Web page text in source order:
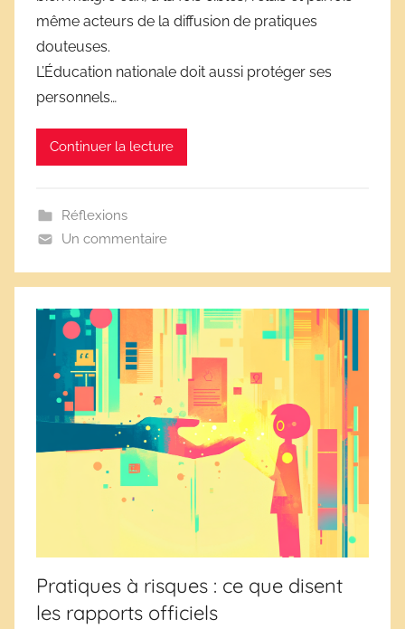
e
s
même acteurs de la diffusion de pratiques
douteuses.
L’Éducation nationale doit aussi protéger ses
personnels…
Continuer la lecture
Réflexions
Un commentaire
Pratiques à risques : ce que disent
les rapports officiels